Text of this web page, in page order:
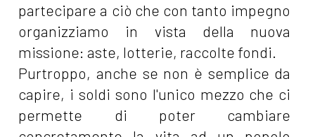
partecipare a ciò che con tanto impegno
organizziamo in vista della nuova
missione: aste, lotterie, raccolte fondi.
Purtroppo, anche se non è semplice da
capire, i soldi sono l'unico mezzo che ci
permette di poter cambiare